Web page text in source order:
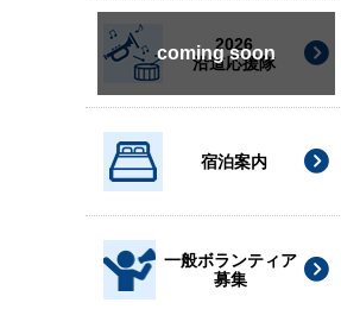
2026
沿道応援隊
宿泊案内
一般ボランティア
募集